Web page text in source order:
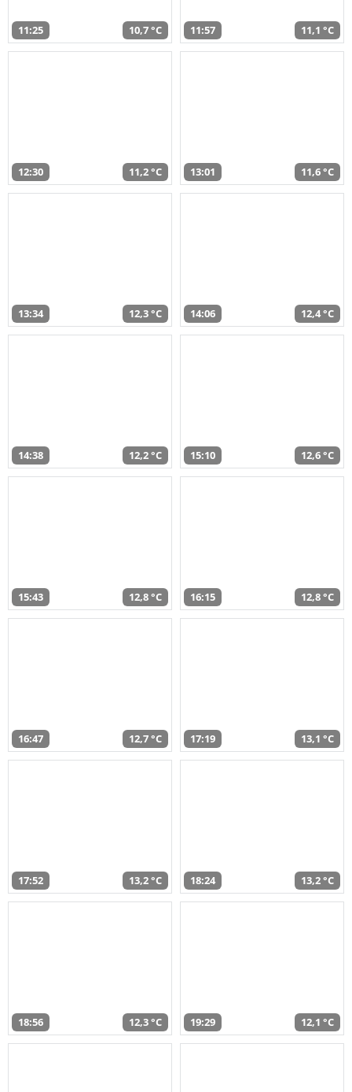
11:25 10,7 °C 11:57 11,1 °C
12:30 11,2 °C 13:01 11,6 °C
13:34 12,3 °C 14:06 12,4 °C
14:38 12,2 °C 15:10 12,6 °C
15:43 12,8 °C 16:15 12,8 °C
16:47 12,7 °C 17:19 13,1 °C
17:52 13,2 °C 18:24 13,2 °C
18:56 12,3 °C 19:29 12,1 °C